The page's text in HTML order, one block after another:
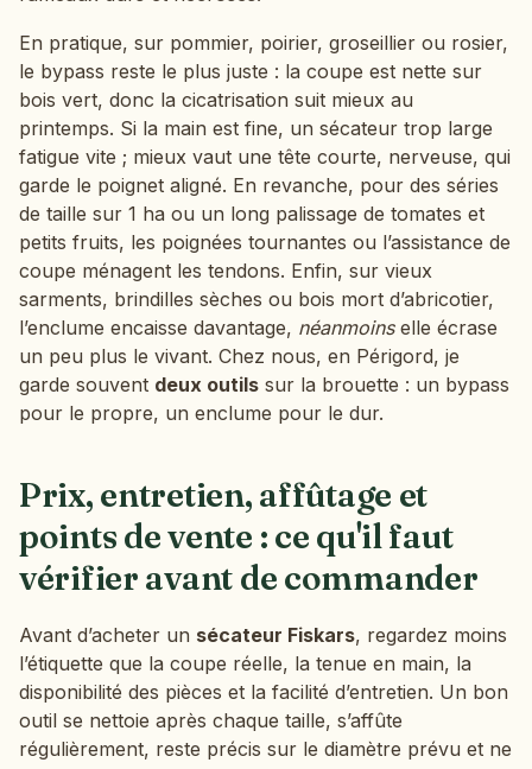
En pratique, sur pommier, poirier, groseillier ou rosier,
le bypass reste le plus juste : la coupe est nette sur
bois vert, donc la cicatrisation suit mieux au
printemps. Si la main est fine, un sécateur trop large
fatigue vite ; mieux vaut une tête courte, nerveuse, qui
garde le poignet aligné. En revanche, pour des séries
de taille sur 1 ha ou un long palissage de tomates et
petits fruits, les poignées tournantes ou l’assistance de
coupe ménagent les tendons. Enfin, sur vieux
sarments, brindilles sèches ou bois mort d’abricotier,
l’enclume encaisse davantage, néanmoinselle écrase
un peu plus le vivant. Chez nous, en Périgord, je
garde souvent deux outils sur la brouette : un bypass
pour le propre, un enclume pour le dur.
Prix, entretien, affûtage et
points de vente : ce qu'il faut
vérifier avant de commander
Avant d’acheter un sécateur Fiskars, regardez moins
l’étiquette que la coupe réelle, la tenue en main, la
disponibilité des pièces et la facilité d’entretien. Un bon
outil se nettoie après chaque taille, s’affûte
régulièrement, reste précis sur le diamètre prévu et ne